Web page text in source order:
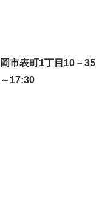
市表町1丁目10－35
17:30